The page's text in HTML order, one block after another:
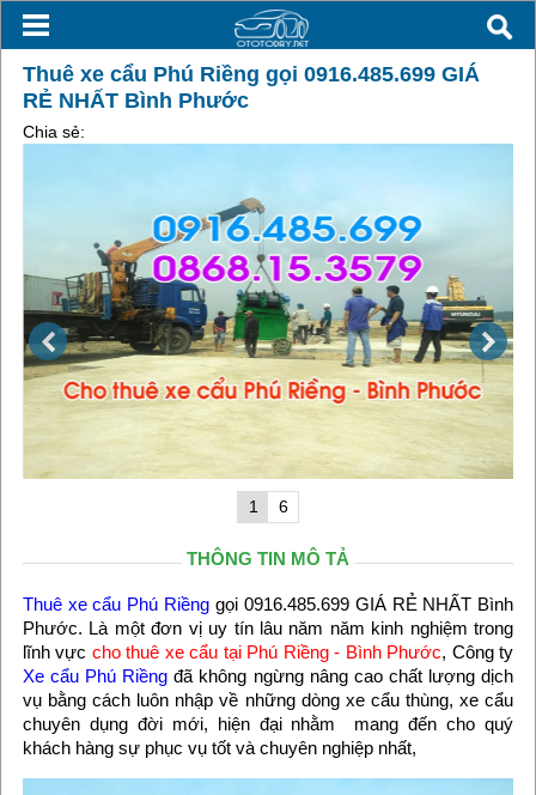
Thuê xe cẩu Phú Riềng gọi 0916.485.699 GIÁ
RẺ NHẤT Bình Phước
Chia sẻ:
1 6
THÔNG TIN MÔ TẢ
Thuê xe cẩu Phú Riềng gọi 0916.485.699 GIÁ RẺ NHẤT Bình
Phước. Là một đơn vị uy tín lâu năm năm kinh nghiệm trong
lĩnh vực cho thuê xe cẩu tại Phú Riềng - Bình Phước, Công ty
Xe cẩu Phú Riềng đã không ngừng nâng cao chất lượng dịch
vụ bằng cách luôn nhập về những dòng xe cẩu thùng, xe cẩu
chuyên dụng đời mới, hiện đại nhằm mang đến cho quý
khách hàng sự phục vụ tốt và chuyên nghiệp nhất,